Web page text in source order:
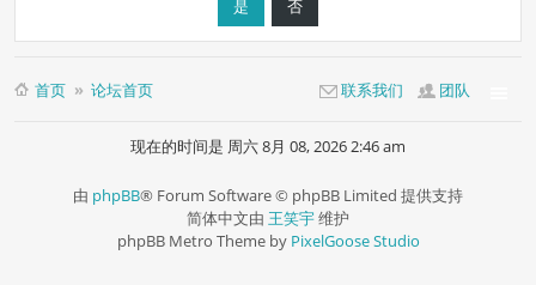
首页 论坛首页 团队
联系我们
现在的时间是 周六 8月 08, 2026 2:46 am
由 phpBB® Forum Software © phpBB Limited 提供支持
简体中文由 王笑宇维护
phpBB Metro Theme by PixelGoose Studio